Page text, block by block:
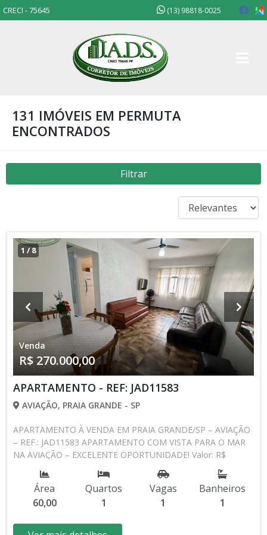
CRECI - 75645 (13) 98818-0025
131 IMÓVEIS EM PERMUTA
ENCONTRADOS
Filtrar
1 /8
Venda
R$ 270.000,00
APARTAMENTO - REF: JAD11583
AVIAÇÃO, PRAIA GRANDE - SP
APARTAMENTO À VENDA EM PRAIA GRANDE/SP – AVIAÇÃO
– REF.: JAD11583 APARTAMENTO COM VISTA PARA O MAR
NA AVIAÇÃO – EXCELENTE OPORTUNIDADE! Valor: R$
270.000,00 Detalhes do Imóvel: • 1 dormitório amplo • Sala
confortável • Cozinha espaçosa • Banheiro social • 1 vaga de
garagem • Vista para o mar Área útil: 60,00m² Área total:
75,00m² Condomínio: R$ 820,00 IPTU: R$ 180,00 Aceita carro
excelente metragem, ambientes amplos e muito bem
Área
60,00
Quartos
1
Vagas
1
Banheiros
1